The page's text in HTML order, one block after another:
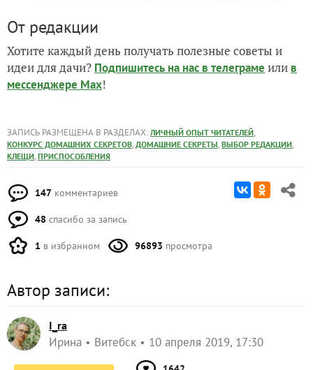
От редакции
Хотите каждый день получать полезные советы и
идеи для дачи? Подпишитесь на нас в телеграме или в
мессенджере Max!
ЗАПИСЬ РАЗМЕЩЕНА В РАЗДЕЛАХ: ЛИЧНЫЙ ОПЫТ ЧИТАТЕЛЕЙ,
КОНКУРС ДОМАШНИХ СЕКРЕТОВ, ДОМАШНИЕ СЕКРЕТЫ, ВЫБОР РЕДАКЦИИ,
КЛЕЩИ, ПРИСПОСОБЛЕНИЯ
147 комментариев
48 спасибо за запись
1 в избранном 96893 просмотра
Автор записи:
I_ra
Ирина Витебск 10 апреля 2019, 17:30